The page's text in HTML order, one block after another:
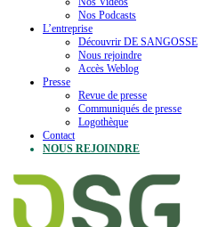
Nos Podcasts
L’entreprise
Découvrir DE SANGOSSE
Nous rejoindre
Accès Weblog
Presse
Revue de presse
Communiqués de presse
Logothèque
Contact
NOUS REJOINDRE